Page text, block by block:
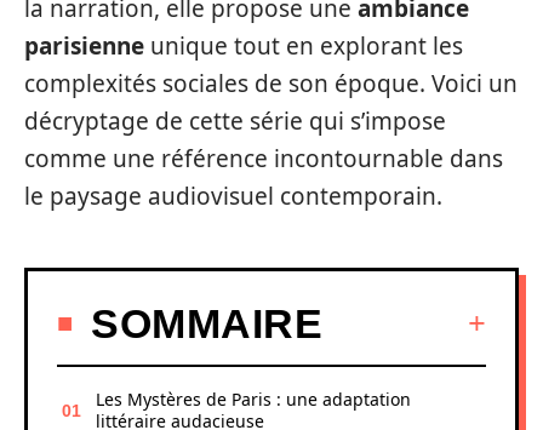
la narration, elle propose une ambiance
parisienne unique tout en explorant les
complexités sociales de son époque. Voici un
décryptage de cette série qui s’impose
comme une référence incontournable dans
le paysage audiovisuel contemporain.
SOMMAIRE
Les Mystères de Paris : une adaptation
littéraire audacieuse